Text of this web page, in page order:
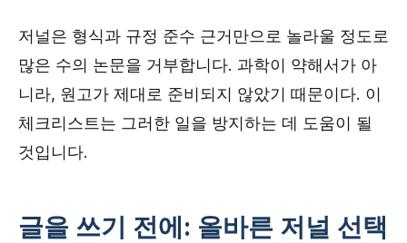
저널은 형식과 규정 준수 근거만으로 놀라울 정도로
많은 수의 논문을 거부합니다. 과학이 약해서가 아
니라, 원고가 제대로 준비되지 않았기 때문이다. 이
체크리스트는 그러한 일을 방지하는 데 도움이 될
것입니다.
글을 쓰기 전에: 올바른 저널 선택